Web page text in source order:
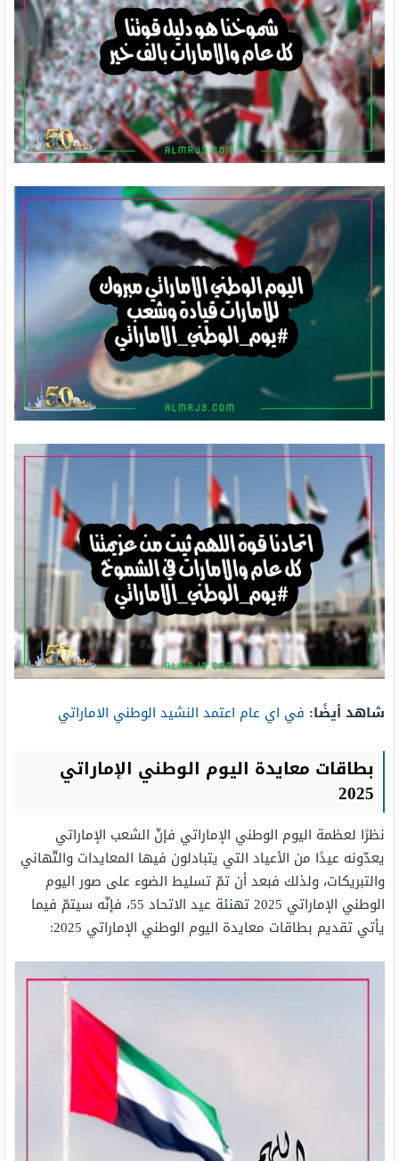
شاهد أيضًا: في اي عام اعتمد النشيد الوطني الاماراتي
بطاقات معايدة اليوم الوطني الإماراتي
2025
نظرًا لعظمة اليوم الوطني الإماراتي فإنّ الشعب الإماراتي
يعدّونه عيدًا من الأعياد التي يتبادلون فيها المعايدات والتّهاني
والتبريكات، ولذلك فبعد أن تمّ تسليط الضوء على صور اليوم
الوطني الإماراتي 2025 تهنئة عيد الاتحاد 55، فإنّه سيتمّ فيما
يأتي تقديم بطاقات معايدة اليوم الوطني الإماراتي 2025: